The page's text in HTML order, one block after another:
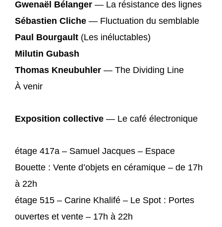
Gwenaël Bélanger — La résistance des lignes
Sébastien Cliche — Fluctuation du semblable
Paul Bourgault (Les inéluctables)
Milutin Gubash
Thomas Kneubuhler — The Dividing Line
À venir
Exposition collective — Le café électronique
étage 417a – Samuel Jacques – Espace
Bouette : Vente d’objets en céramique – de 17h
à 22h
étage 515 – Carine Khalifé – Le Spot : Portes
ouvertes et vente – 17h à 22h